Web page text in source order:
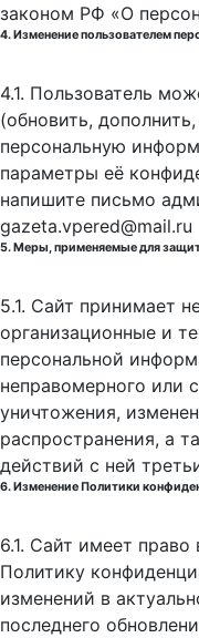
законом РФ «О
4. Изменение пользователем
4.1. Пользователь
(обновить,
персональную
параметры её
напишите письмо
gazeta.vpered@mail.ru
5. Меры, применяемые для
5.1. Сайт принимает
организационные и
персональной
неправомерного или
уничтожения,
распространения, а
действий с ней
6. Изменение Политики
6.1. Сайт имеет
Политику
изменений в
последнего